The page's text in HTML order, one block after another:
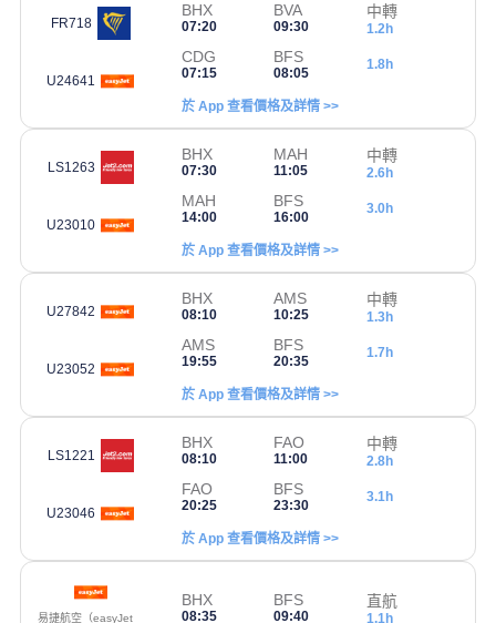
FR718
BHX
07:20
BVA
09:30
中轉
1.2h
U24641
CDG
07:15
BFS
08:05
1.8h
於 App 查看價格及詳情 >>
LS1263
BHX
07:30
MAH
11:05
中轉
2.6h
U23010
MAH
14:00
BFS
16:00
3.0h
於 App 查看價格及詳情 >>
U27842
BHX
08:10
AMS
10:25
中轉
1.3h
U23052
AMS
19:55
BFS
20:35
1.7h
於 App 查看價格及詳情 >>
LS1221
BHX
08:10
FAO
11:00
中轉
2.8h
U23046
FAO
20:25
BFS
23:30
3.1h
於 App 查看價格及詳情 >>
易捷航空（easyJet
BHX
08:35
BFS
09:40
直航
1.1h